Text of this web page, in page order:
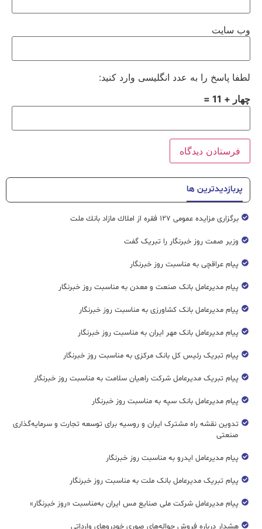
وب‌ سایت
لطفا پاسخ را به عدد انگلیسی وارد کنید:
چهار + 11 =
پربازدیدترین ها
برگزاری مزایده عمومی ۱۲۷ فقره از املاك مازاد بانك ملت
وزیر صمت روز خبرنگار را تبریک گفت
پیام عراقچی به مناسبت روز خبرنگار
پیام مدیرعامل بانک صنعت و معدن به مناسبت روز خبرنگار
پیام مدیرعامل بانک کشاورزی به مناسبت روز خبرنگار
پیام مدیرعامل بانک مهر ایران به مناسبت روز خبرنگار
پیام تبریک رئیس کل بانک مرکزی به مناسبت روز خبرنگار
پیام تبریک مدیرعامل شرکت راهیان سلامت به مناسبت روز خبرنگار
پیام مدیرعامل بانک سپه به مناسبت روز خبرنگار
تدوین نقشه راه مشترک ایران و روسیه برای توسعه تجارت و سرمایه‌گذاری
صنعتی
پیام مدیرعامل ایدرو به مناسبت روز خبرنگار
پیام تبریک مدیرعامل بانک ملت به مناسبت روز خبرنگار
پیام مدیرعامل شرکت ملی صنایع مس ایران به‌مناسبت «روز خبرنگار»
هشدار درباره فروش حواله‌های صوری خودروهای وارداتی